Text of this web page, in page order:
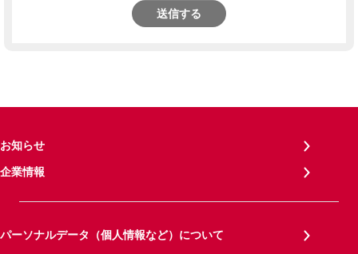
送信する
お知らせ
企業情報
パーソナルデータ（個人情報など）について